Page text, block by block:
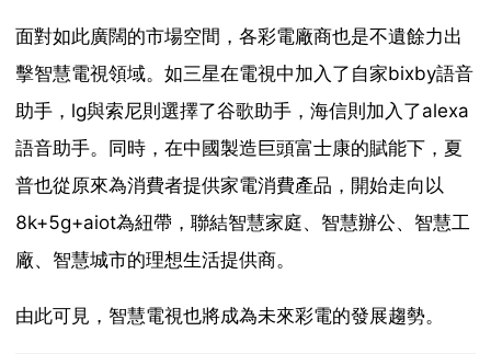
面對如此廣闊的市場空間，各彩電廠商也是不遺餘力出
擊智慧電視領域。如三星在電視中加入了自家bixby語音
助手，lg與索尼則選擇了谷歌助手，海信則加入了alexa
語音助手。同時，在中國製造巨頭富士康的賦能下，夏
普也從原來為消費者提供家電消費產品，開始走向以
8k+5g+aiot為紐帶，聯結智慧家庭、智慧辦公、智慧工
廠、智慧城市的理想生活提供商。
由此可見，智慧電視也將成為未來彩電的發展趨勢。